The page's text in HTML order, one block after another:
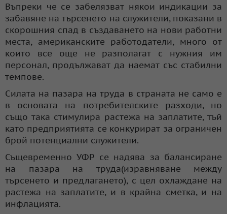
Въпреки че се забелязват някои индикации за
забавяне на търсенето на служители, показани в
скорошния спад в създаването на нови работни
места, американските работодатели, много от
които все още не разполагат с нужния им
персонал, продължават да наемат със стабилни
темпове.
Силата на пазара на труда в страната не само е
в основата на потребителските разходи, но
също така стимулира растежа на заплатите, тъй
като предприятията се конкурират за ограничен
брой потенциални служители.
Същевременно УФР се надява за балансиране
на пазара на труда(изравняване между
търсенето и предлагането), с цел охлаждане на
растежа на заплатите, и в крайна сметка, и на
инфлацията.